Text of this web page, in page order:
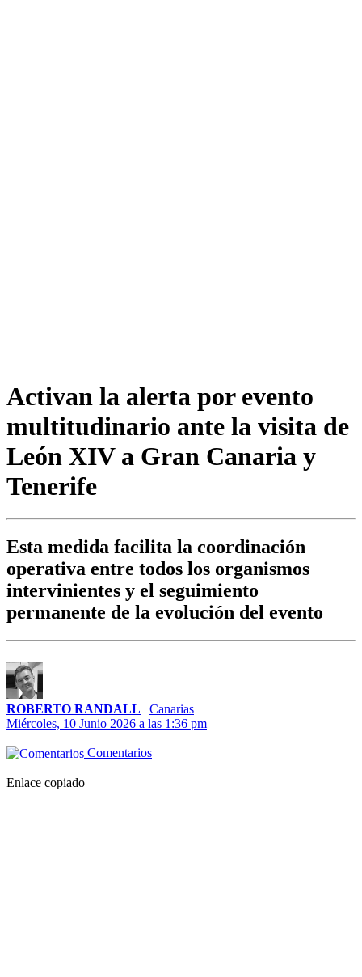
Activan la alerta por evento
multitudinario ante la visita de
León XIV a Gran Canaria y
Tenerife
Esta medida facilita la coordinación
operativa entre todos los organismos
intervinientes y el seguimiento
permanente de la evolución del evento
ROBERTO RANDALL | Canarias
Miércoles, 10 Junio 2026 a las 1:36 pm
Comentarios
Enlace copiado